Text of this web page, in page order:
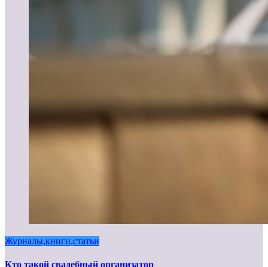
Журналы,книги,статьи
Кто такой свадебный организатор